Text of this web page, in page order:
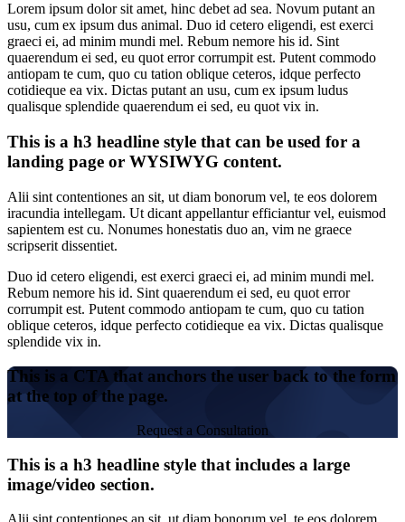
Lorem ipsum dolor sit amet, hinc debet ad sea. Novum putant an
usu, cum ex ipsum dus animal. Duo id cetero eligendi, est exerci
graeci ei, ad minim mundi mel. Rebum nemore his id. Sint
quaerendum ei sed, eu quot error corrumpit est. Putent commodo
antiopam te cum, quo cu tation oblique ceteros, idque perfecto
cotidieque ea vix. Dictas putant an usu, cum ex ipsum ludus
qualisque splendide quaerendum ei sed, eu quot vix in.
This is a h3 headline style that can be used for a
landing page or WYSIWYG content.
Alii sint contentiones an sit, ut diam bonorum vel, te eos dolorem
iracundia intellegam. Ut dicant appellantur efficiantur vel, euismod
sapientem est cu. Nonumes honestatis duo an, vim ne graece
scripserit dissentiet.
Duo id cetero eligendi, est exerci graeci ei, ad minim mundi mel.
Rebum nemore his id. Sint quaerendum ei sed, eu quot error
corrumpit est. Putent commodo antiopam te cum, quo cu tation
oblique ceteros, idque perfecto cotidieque ea vix. Dictas qualisque
splendide vix in.
This is a CTA that anchors the user back to the form
at the top of the page.
Request a Consultation
This is a h3 headline style that includes a large
image/video section.